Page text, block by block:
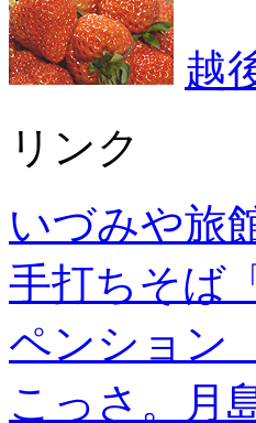
越
リンク
いづみや旅
手打ちそば
ペンション
こっさ。月